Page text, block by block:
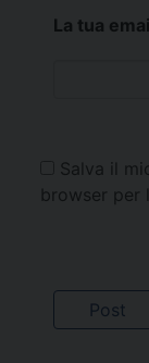
La tua
Salva il
browser per